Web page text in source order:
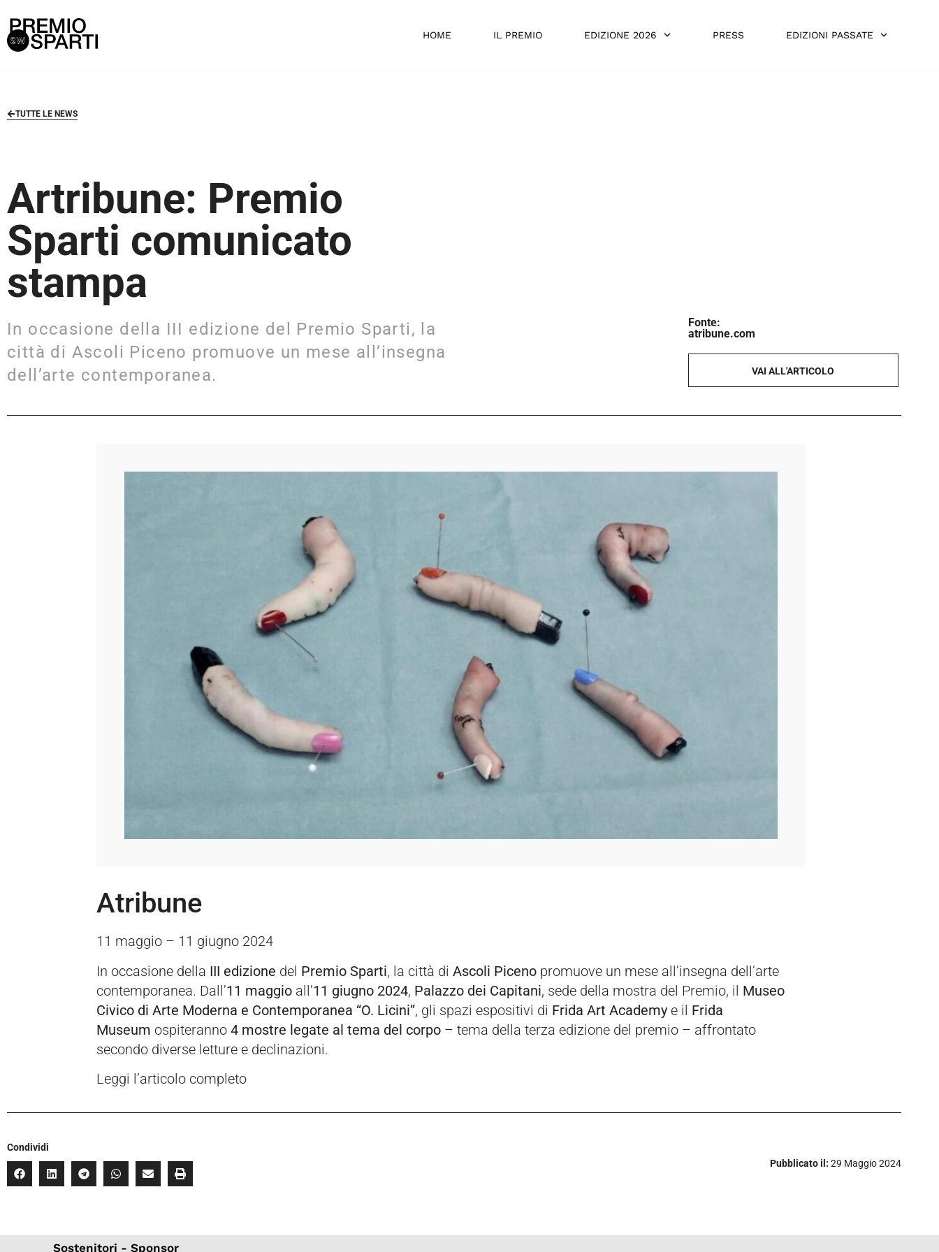
HOME IL PREMIO EDIZIONE 2026 PRESS EDIZIONI PASSATE
TUTTE LE NEWS
Artribune: Premio
Sparti comunicato
stampa
In occasione della III edizione del Premio Sparti, la
città di Ascoli Piceno promuove un mese all’insegna
dell’arte contemporanea.
Fonte:
atribune.com
VAI ALL'ARTICOLO
Atribune
11 maggio – 11 giugno 2024
In occasione della III edizione del Premio Sparti, la città di Ascoli Piceno promuove un mese all’insegna dell’arte
contemporanea. Dall’11 maggio all’11 giugno 2024, Palazzo dei Capitani, sede della mostra del Premio, il Museo
Civico di Arte Moderna e Contemporanea “O. Licini”, gli spazi espositivi di Frida Art Academy e il Frida
Museum ospiteranno 4 mostre legate al tema del corpo – tema della terza edizione del premio – affrontato
secondo diverse letture e declinazioni.
Leggi l’articolo completo
Condividi
Pubblicato il: 29 Maggio 2024
Sostenitori - Sponsor